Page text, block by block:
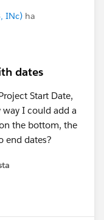
INc) ha
dates
Start Date,
way I could add a
the bottom, the
end dates?